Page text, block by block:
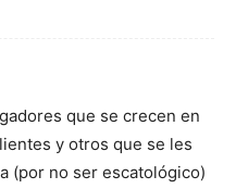
que se crecen en
y otros que se les
(por no ser escatológico)